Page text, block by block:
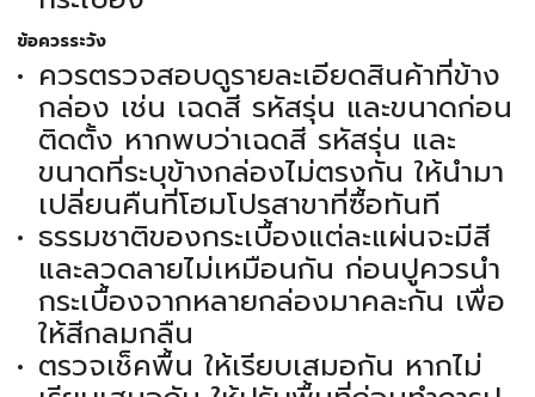
ข้อควรระวัง
ควรตรวจสอบดูรายละเอียดสินค้าที่ข้าง
กล่อง เช่น เฉดสี รหัสรุ่น และขนาดก่อน
ติดตั้ง หากพบว่าเฉดสี รหัสรุ่น และ
ขนาดที่ระบุข้างกล่องไม่ตรงกัน ให้นำมา
เปลี่ยนคืนที่โฮมโปรสาขาที่ซื้อทันที
ธรรมชาติของกระเบื้องแต่ละแผ่นจะมีสี
และลวดลายไม่เหมือนกัน ก่อนปูควรนำ
กระเบื้องจากหลายกล่องมาคละกัน เพื่อ
ให้สีกลมกลืน
ตรวจเช็คพื้น ให้เรียบเสมอกัน หากไม่